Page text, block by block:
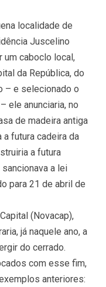
localidade de
Juscelino
um caboclo local,
da República, do
– e selecionado o
ele anunciaria, no
de madeira antiga
a futura cadeira da
a futura
a lei
para 21 de abril de
(Novacap),
já naquele ano, a
do cerrado.
com esse fim,
anteriores: